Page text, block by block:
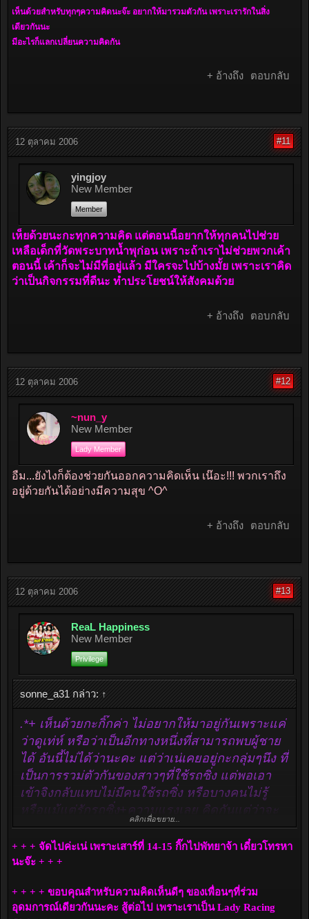
เห็นด้วยสำหรับทุกๆความคิดนะจ๊ะ อยากให้มารวมตัวกัน เพราะเรารักในสิ่ง
เดียวกันนะ
มีอะไรก็แลกเปลี่ยนความคิดกัน
+ อ้างถึง ตอบกลับ
12 ตุลาคม 2006 #11
yingjoy
New Member
Member
เห็ยด้วยนะกะทุกความคิด แต่ตอนนี้อยากให้ทุกคนไปช่วย
เหลือเด็กที่วัดพระบาทน้ำพุก่อน เพราะถ้าเราไม่ช่วยพวกเค้า
ตอนนี้ เค้าก็จะไม่มีที่อยู่แล้ว มีใครจะไปบ้างมั้ย เพราะเราคิด
ว่าเป็นกิจกรรมที่ดีนะ ทำประโยชน์ให้สังคมด้วย
+ อ้างถึง ตอบกลับ
12 ตุลาคม 2006 #12
~nun_y
New Member
Lady Member
อืม...ยังไงก็ต้องช่วยกันออกความคิดเห็น เน๊อะ!!! พวกเราถึง
อยู่ด้วยกันได้อย่างมีความสุข ^O^
+ อ้างถึง ตอบกลับ
12 ตุลาคม 2006 #13
ReaL Happiness
New Member
Privilege
sonne_a31 กล่าว: ↑
.*+ เห็นด้วยกะกิ๊กค่า ไม่อยากให้มาอยู่กันเพราะแค่
ว่าดูเท่ห์ หรือว่าเป็นอีกทางหนึ่งที่สามารถพบผู้ชาย
ได้ อันนี้ไม่ได้ว่านะคะ แต่ว่าเน่เคยอยู่กะกลุ่มๆนึง ที่
เป็นการรวม่ตัวกันของสาวๆที่ใช้รถซิ่ง แต่พอเอา
เข้าจิงกลับแทบไม่มีคนใช้รถซิ่ง หรือบางคนไม่รู้
หรือแม้แต่รักรถซิ่ง+ความแรงเลย คิดกันแต่ว่าจะ
ทำให้ผู้ชายมองดูว่าเท่ห์ แล้วก็นัดเที่ยวกะกินเหล้า
กันอย่างเดียว เคยชวนไปสนามหรือว่าทำกิจกรรม
เกี่ยวกับ Motorsportนะ ไม่มีใครสนเลยอ่ะ แต่มาที่นี่
แบบคนรักรถ ไงก็ยินดีทีได้รู้จักทุกคนนะคะ คงไม่
ค่อยไปมิตติ้งเท่าไหร่เพราะว่าอยู่พัทยา แต่ถ้า
คลิกเพื่อขยาย...
+ + + จัดไปค่ะเน่ เพราะเสาร์ที่ 14-15 กิ๊กไปพัทยาจ้า เดี๋ยวโทรหา
นะจ๊ะ + + +
+ + + + ขอบคุณสำหรับความคิดเห็นดีๆ ของเพื่อนๆที่ร่วม
อุดมการณ์เดียวกันนะคะ สู้ต่อไป เพราะเราเป็น Lady Racing